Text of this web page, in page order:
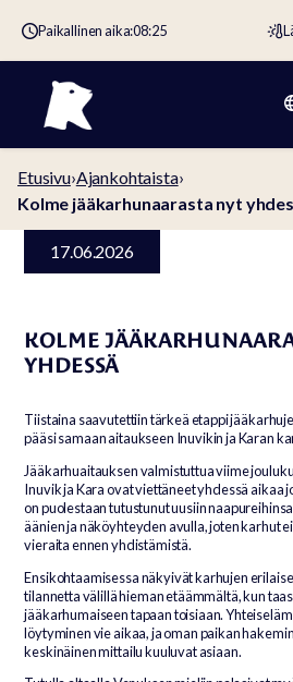
Paikallinen aika:08:25
Etusivu›Ajankohtaista›
Kolme jääkarhunaarasta nyt
17.06.2026
KOLME
YHDESSÄ
Tiistaina saavutettiin tärkeä etappi
pääsi samaan aitaukseen Inuvikin ja Karan
Jääkarhuaitauksen valmistuttua viime
Inuvik ja Kara ovat viettäneet yhdessä aikaa
on puolestaan tutustunut uusiin
äänien ja näköyhteyden avulla, joten karhut
vieraita ennen yhdistämistä.
Ensikohtaamisessa näkyivät karhujen
tilannetta välillä hieman etäämmältä, kun
jääkarhumaiseen tapaan toisiaan.
löytyminen vie aikaa, ja oman paikan
keskinäinen mittailu kuuluvat asiaan.